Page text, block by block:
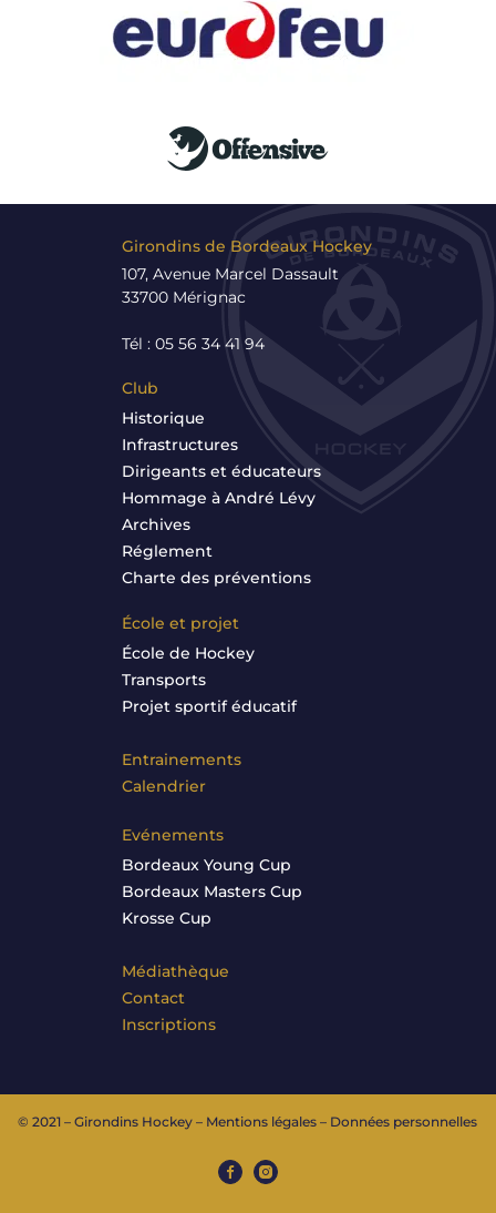
Girondins de Bordeaux Hockey
107, Avenue Marcel Dassault
33700 Mérignac
Tél : 05 56 34 41 94
Club
Historique
Infrastructures
Dirigeants et éducateurs
Hommage à André Lévy
Archives
Réglement
Charte des préventions
École et projet
École de Hockey
Transports
Projet sportif éducatif
Entrainements
Calendrier
Evénements
Bordeaux Young Cup
Bordeaux Masters Cup
Krosse Cup
Médiathèque
Contact
Inscriptions
© 2021 – Girondins Hockey – Mentions légales – Données personnelles